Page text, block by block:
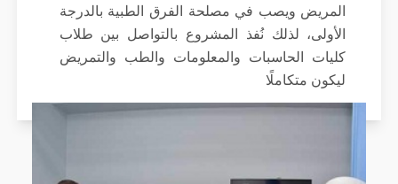
المريض ويصب في مصلحة الفرق الطبية بالدرجة
الأولى، لذلك نُفذ المشروع بالتواصل بين طلاب
كليات الحاسبات والمعلومات والطب والتمريض
ليكون متكاملًا
اقرأ المزيد